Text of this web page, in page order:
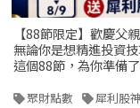
【88節限定】歡慶父
無論你是想精進投資
這個88節，為你準備
聚財點數 犀利股